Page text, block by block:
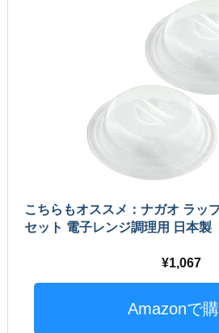
こちらもオススメ：ナガオ ラッ
セット 電子レンジ調理用 日本製
1,067